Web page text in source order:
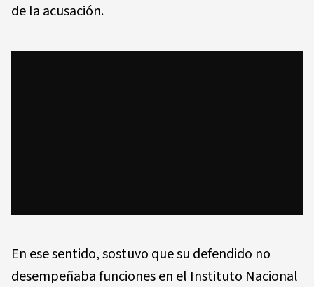
de la acusación.
En ese sentido, sostuvo que su defendido no
desempeñaba funciones en el Instituto Nacional